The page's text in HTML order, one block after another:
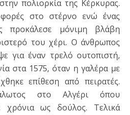
πολιορκία της Κέρκυρας.
στο στέρνο ενώ ένας
προκάλεσε μόνιμη βλάβη
του χέρι. Ο άνθρωπος
για έναν τρελό ουτοπιστή,
στα 1575, όταν η γαλέρα με
επίθεση από πειρατές.
στο Αλγέρι όπου
χρόνια ως δούλος. Τελικά